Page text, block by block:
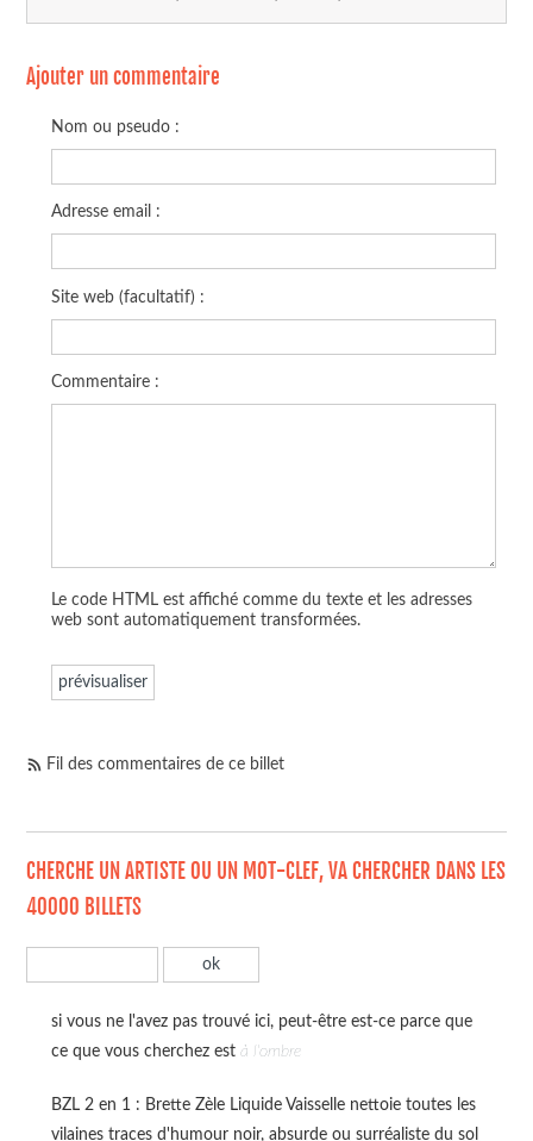
Ajouter un commentaire
Nom ou pseudo :
Adresse email :
Site web (facultatif) :
Commentaire :
Le code HTML est affiché comme du texte et les adresses
web sont automatiquement transformées.
Fil des commentaires de ce billet
CHERCHE UN ARTISTE OU UN MOT-CLEF, VA CHERCHER DANS LES
40000 BILLETS
si vous ne l'avez pas trouvé ici, peut-être est-ce parce que
ce que vous cherchez est à l'ombre
BZL 2 en 1 : Brette Zèle Liquide Vaisselle nettoie toutes les
vilaines traces d'humour noir, absurde ou surréaliste du sol